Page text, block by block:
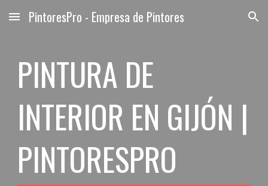
Skip to main content Skip to navigation
PintoresPro - Empresa de Pintores
PINTURA DE
INTERIOR EN GIJÓN |
PINTORESPRO